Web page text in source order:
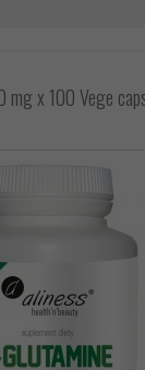
mg x 100 Vege